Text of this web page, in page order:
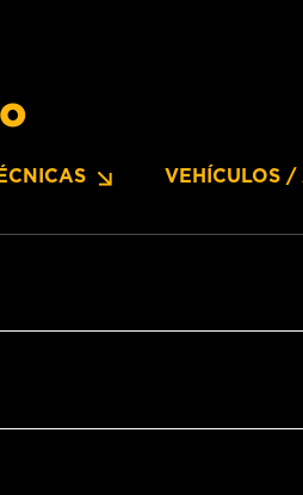
VEHÍCULOS /